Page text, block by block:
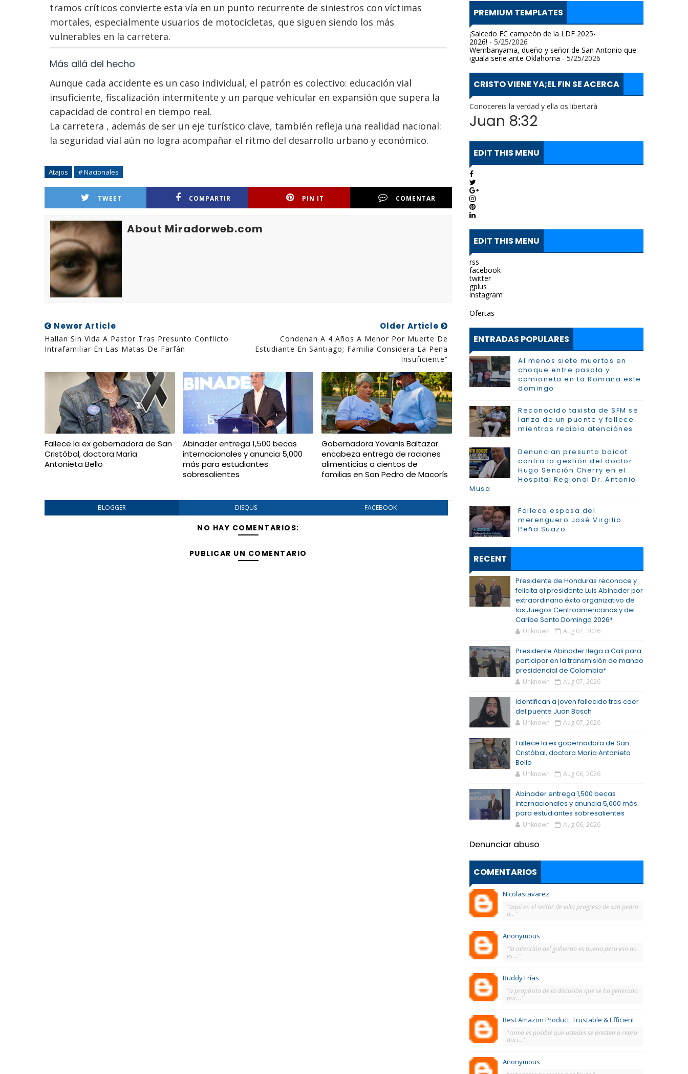
tramos críticos convierte esta vía en un punto recurrente de siniestros con víctimas
mortales, especialmente usuarios de motocicletas, que siguen siendo los más
vulnerables en la carretera.
Más allá del hecho
Aunque cada accidente es un caso individual, el patrón es colectivo: educación vial
insuficiente, fiscalización intermitente y un parque vehicular en expansión que supera la
capacidad de control en tiempo real.
La carretera , además de ser un eje turístico clave, también refleja una realidad nacional:
la seguridad vial aún no logra acompañar el ritmo del desarrollo urbano y económico.
Atajos # Nacionales
TWEET COMPARTIR PIN IT COMENTAR
About Miradorweb.com
Newer Article
Hallan Sin Vida A Pastor Tras Presunto Conflicto
Intrafamiliar En Las Matas De Farfán
Older Article
Condenan A 4 Años A Menor Por Muerte De
Estudiante En Santiago; Familia Considera La Pena
Insuficiente”
Fallece la ex gobernadora de San
Cristóbal, doctora María
Antonieta Bello
Abinader entrega 1,500 becas
internacionales y anuncia 5,000
más para estudiantes
sobresalientes
Gobernadora Yovanis Baltazar
encabeza entrega de raciones
alimenticias a cientos de
familias en San Pedro de Macorís
BLOGGER DISQUS FACEBOOK
NO HAY COMENTARIOS:
PUBLICAR UN COMENTARIO
PREMIUM TEMPLATES
¡Salcedo FC campeón de la LDF 2025-
2026! - 5/25/2026
Wembanyama, dueño y señor de San Antonio que
iguala serie ante Oklahoma - 5/25/2026
CRISTO VIENE YA;EL FIN SE ACERCA
Conocereis la verdad y ella os libertarà
Juan 8:32
EDIT THIS MENU
EDIT THIS MENU
rss
facebook
twitter
gplus
instagram
Ofertas
ENTRADAS POPULARES
Al menos siete muertos en
choque entre pasola y
camioneta en La Romana este
domingo
Reconocido taxista de SFM se
lanza de un puente y fallece
mientras recibia atenciónes.
Denuncian presunto boicot
contra la gestión del doctor
Hugo Sención Cherry en el
Hospital Regional Dr. Antonio
Musa
Fallece esposa del
merenguero José Virgilio
Peña Suazo
RECENT
Presidente de Honduras reconoce y
felicita al presidente Luis Abinader por
extraordinario éxito organizativo de
los Juegos Centroamericanos y del
Caribe Santo Domingo 2026*
Unknown Aug 07, 2026
Presidente Abinader llega a Cali para
participar en la transmisión de mando
presidencial de Colombia*
Unknown Aug 07, 2026
Identifican a joven fallecido tras caer
del puente Juan Bosch
Unknown Aug 07, 2026
Fallece la ex gobernadora de San
Cristóbal, doctora María Antonieta
Bello
Unknown Aug 06, 2026
Abinader entrega 1,500 becas
internacionales y anuncia 5,000 más
para estudiantes sobresalientes
Unknown Aug 06, 2026
Denunciar abuso
COMENTARIOS
Nicolastavarez
"aquí en el sector de villa progreso de san pedro
d..."
Anonymous
"la intención del gobierno es buena.pero eso no
es ..."
Ruddy Frías
"a propósito de la discusión que se ha generado
por..."
Best Amazon Product, Trustable & Efficient
"como es posible que ustedes se presten a repro
duci..."
Anonymous